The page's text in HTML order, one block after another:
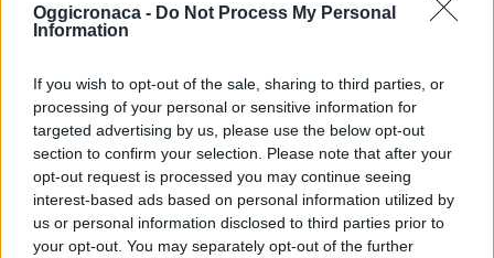
Oggicronaca - Do Not Process My Personal
Information
If you wish to opt-out of the sale, sharing to third parties, or
processing of your personal or sensitive information for
targeted advertising by us, please use the below opt-out
section to confirm your selection. Please note that after your
opt-out request is processed you may continue seeing
interest-based ads based on personal information utilized by
us or personal information disclosed to third parties prior to
your opt-out. You may separately opt-out of the further